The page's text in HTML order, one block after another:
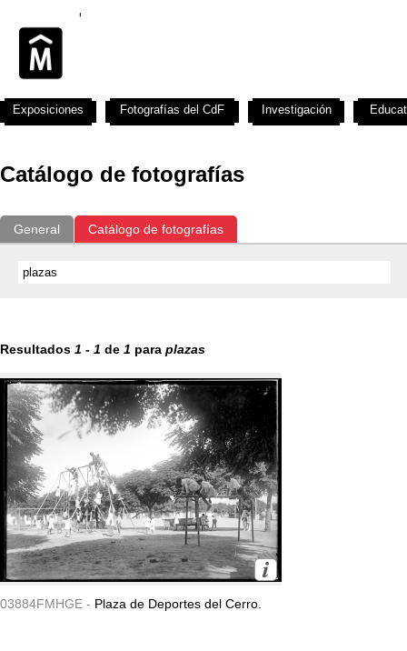
Catálogo de fotografías
General Catálogo de fotografías
Resultados 1 - 1 de 1 para plazas
03884FMHGE - Plaza de Deportes del Cerro.
Exposiciones Fotografías del CdF Investigación